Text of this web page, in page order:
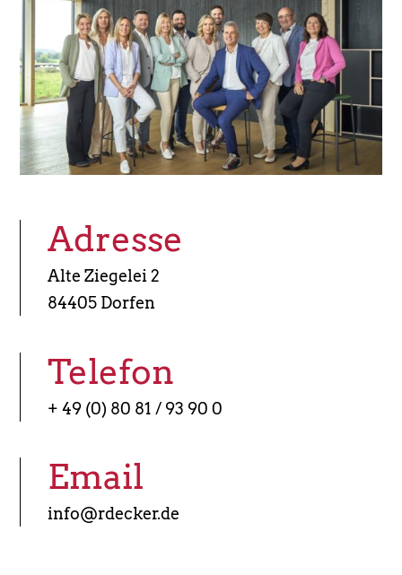
Adresse
Alte Ziegelei 2
84405 Dorfen
Telefon
+ 49 (0) 80 81 / 93 90 0
Email
info@rdecker.de